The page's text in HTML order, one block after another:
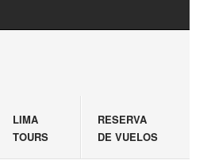
LIMA
TOURS
RESERVA
DE VUELOS